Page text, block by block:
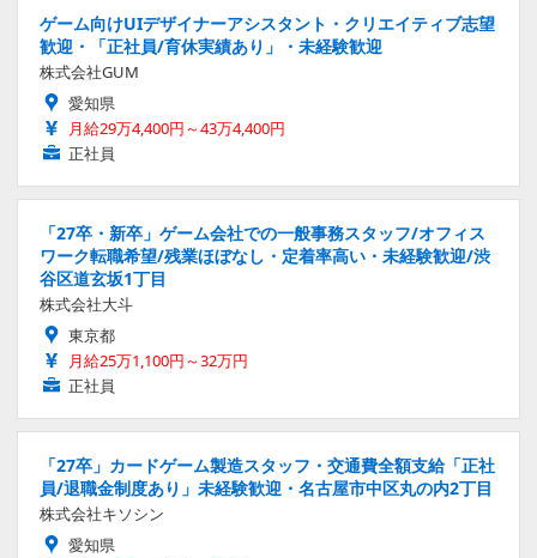
ゲーム向けUIデザイナーアシスタント・クリエイティブ志望
歓迎・「正社員/育休実績あり」・未経験歓迎
株式会社GUM
愛知県
月給29万4,400円～43万4,400円
正社員
「27卒・新卒」ゲーム会社での一般事務スタッフ/オフィス
ワーク転職希望/残業ほぼなし・定着率高い・未経験歓迎/渋
谷区道玄坂1丁目
株式会社大斗
東京都
月給25万1,100円～32万円
正社員
「27卒」カードゲーム製造スタッフ・交通費全額支給「正社
員/退職金制度あり」未経験歓迎・名古屋市中区丸の内2丁目
株式会社キソシン
愛知県